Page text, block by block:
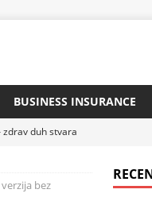
BUSINESS INSURANCE
duh stvara
zaštitiće
verzija bez